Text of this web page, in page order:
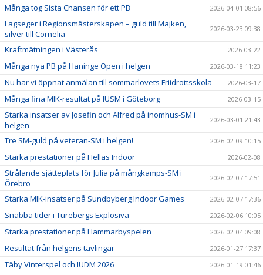
Många tog Sista Chansen för ett PB 2026-04-01 08:56
Lagseger i Regionsmästerskapen – guld till Majken,
silver till Cornelia
2026-03-23 09:38
Kraftmätningen i Västerås 2026-03-22
Många nya PB på Haninge Open i helgen 2026-03-18 11:23
Nu har vi öppnat anmälan till sommarlovets Friidrottsskola 2026-03-17
Många fina MIK-resultat på IUSM i Göteborg 2026-03-15
Starka insatser av Josefin och Alfred på inomhus-SM i
helgen
2026-03-01 21:43
Tre SM-guld på veteran-SM i helgen! 2026-02-09 10:15
Starka prestationer på Hellas Indoor 2026-02-08
Strålande sjätteplats för Julia på mångkamps-SM i
Örebro
2026-02-07 17:51
Starka MIK-insatser på Sundbyberg Indoor Games 2026-02-07 17:36
Snabba tider i Turebergs Explosiva 2026-02-06 10:05
Starka prestationer på Hammarbyspelen 2026-02-04 09:08
Resultat från helgens tävlingar 2026-01-27 17:37
Täby Vinterspel och IUDM 2026 2026-01-19 01:46